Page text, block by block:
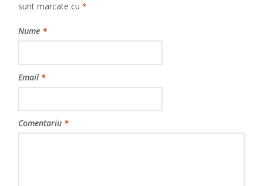
sunt marcate cu*
Nume *
Email *
Comentariu *